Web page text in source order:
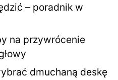
– poradnik w
na przywrócenie
dmuchaną deskę